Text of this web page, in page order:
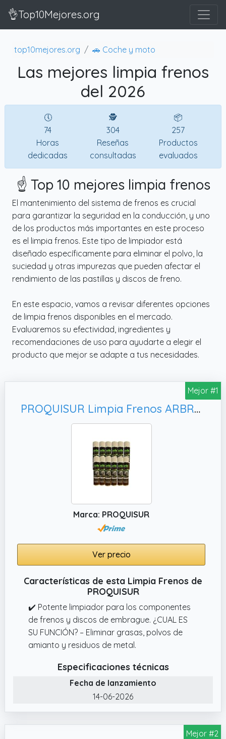
👌Top10Mejores.org
top10mejores.org 🚗 Coche y moto
Las mejores limpia frenos
del 2026
🕔
74
Horas
dedicadas
🕵
304
Reseñas
consultadas
📦
257
Productos
evaluados
☝️ Top 10 mejores limpia frenos
El mantenimiento del sistema de frenos es crucial
para garantizar la seguridad en la conducción, y uno
de los productos más importantes en este proceso
es el limpia frenos. Este tipo de limpiador está
diseñado específicamente para eliminar el polvo, la
suciedad y otras impurezas que pueden afectar el
rendimiento de las pastillas y discos de freno.
En este espacio, vamos a revisar diferentes opciones
de limpia frenos disponibles en el mercado.
Evaluaremos su efectividad, ingredientes y
recomendaciones de uso para ayudarte a elegir el
producto que mejor se adapte a tus necesidades.
Mejor #1
PROQUISUR Limpia Frenos ARBRAKE 600ML 12UD
Marca: PROQUISUR
Ver precio
Características de esta Limpia Frenos de
PROQUISUR
✔️ Potente limpiador para los componentes
de frenos y discos de embrague. ¿CUAL ES
SU FUNCIÓN? – Eliminar grasas, polvos de
amianto y residuos de metal.
Especificaciones técnicas
Fecha de lanzamiento
14-06-2026
Mejor #2